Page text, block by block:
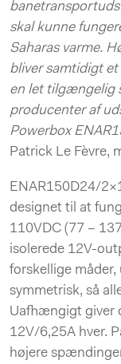
skal kunne
Saharas varme.
bliver samtidigt
en let tilgængelig
producenter af
Powerbox
Patrick Le Fèvre,
ENAR150D24/
designet til at
110VDC (77 –
isolerede 12V-
forskellige
symmetrisk, så
Uafhængigt giver
12V/6,25A hver.
højere